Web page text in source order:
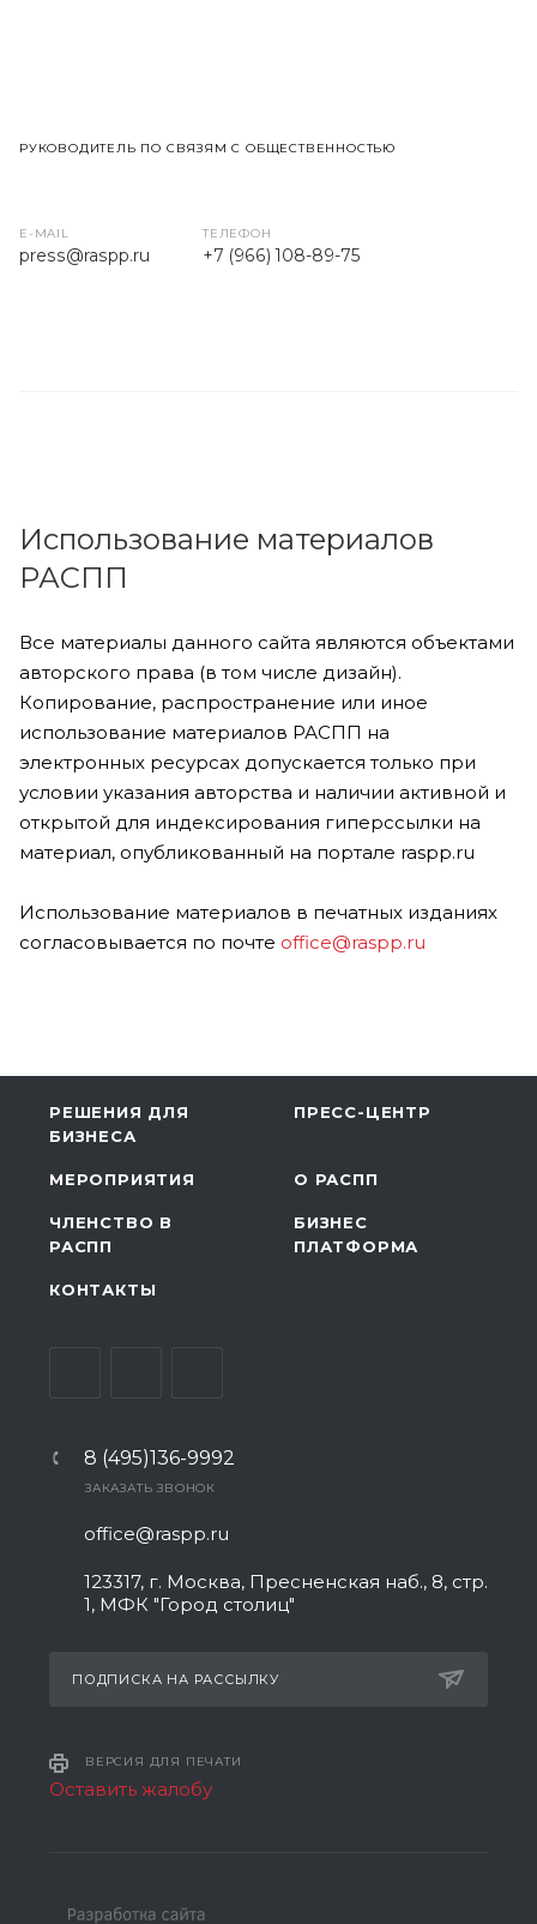
РУКОВОДИТЕЛЬ ПО СВЯЗЯМ С ОБЩЕСТВЕННОСТЬЮ
E-MAIL
press@raspp.ru
ТЕЛЕФОН
+7 (966) 108-89-75
Использование материалов
РАСПП
Все материалы данного сайта являются объектами
авторского права (в том числе дизайн).
Копирование, распространение или иное
использование материалов РАСПП на
электронных ресурсах допускается только при
условии указания авторства и наличии активной и
открытой для индексирования гиперссылки на
материал, опубликованный на портале raspp.ru
Использование материалов в печатных изданиях
согласовывается по почте office@raspp.ru
РЕШЕНИЯ ДЛЯ
БИЗНЕСА
ПРЕСС-ЦЕНТР
МЕРОПРИЯТИЯ О РАСПП
ЧЛЕНСТВО В
РАСПП
БИЗНЕС
ПЛАТФОРМА
КОНТАКТЫ
8 (495)136-9992
ЗАКАЗАТЬ ЗВОНОК
office@raspp.ru
123317, г. Москва, Пресненская наб., 8, стр.
1, МФК "Город столиц"
ПОДПИСКА НА РАССЫЛКУ
ВЕРСИЯ ДЛЯ ПЕЧАТИ
Оставить жалобу